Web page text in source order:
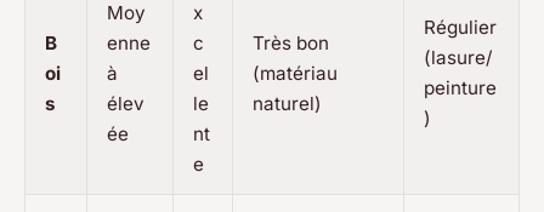
B
oi
s
Moy
enne
à
élev
ée
x
c
el
le
nt
e
Très bon
(matériau
naturel)
Régulier
(lasure/
peinture
)